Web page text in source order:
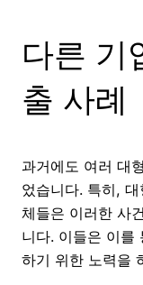
다른 기
출 사례
과거에도 여러 대
었습니다. 특히,
체들은 이러한 사
니다. 이들은 이를
하기 위한 노력을